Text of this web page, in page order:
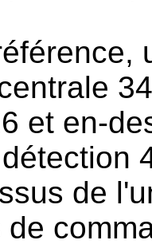
et en-
de